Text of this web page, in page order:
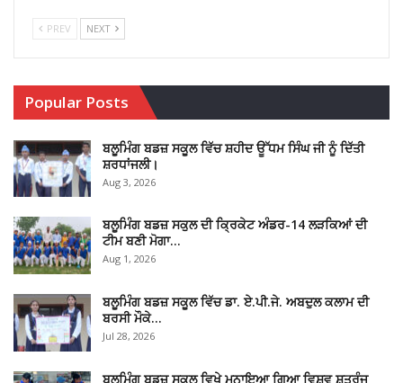
PREV NEXT
Popular Posts
ਬਲੂਮਿੰਗ ਬਡਜ਼ ਸਕੂਲ ਵਿੱਚ ਸ਼ਹੀਦ ਊੱਧਮ ਸਿੰਘ ਜੀ ਨੂੰ ਦਿੱਤੀ
ਸ਼ਰਧਾਂਜਲੀ।
Aug 3, 2026
ਬਲੂਮਿੰਗ ਬਡਜ਼ ਸਕੁਲ ਦੀ ਕ੍ਰਿਕੇਟ ਅੰਡਰ-14 ਲੜਕਿਆਂ ਦੀ
ਟੀਮ ਬਣੀ ਮੋਗਾ…
Aug 1, 2026
ਬਲੂਮਿੰਗ ਬਡਜ਼ ਸਕੂਲ ਵਿੱਚ ਡਾ. ਏ.ਪੀ.ਜੇ. ਅਬਦੁਲ ਕਲਾਮ ਦੀ
ਬਰਸੀ ਮੌਕੇ…
Jul 28, 2026
ਬਲੂਮਿੰਗ ਬਡਜ਼ ਸਕੂਲ ਵਿਖੇ ਮਨਾਇਆ ਗਿਆ ਵਿਸ਼ਵ ਸ਼ਤਰੰਜ